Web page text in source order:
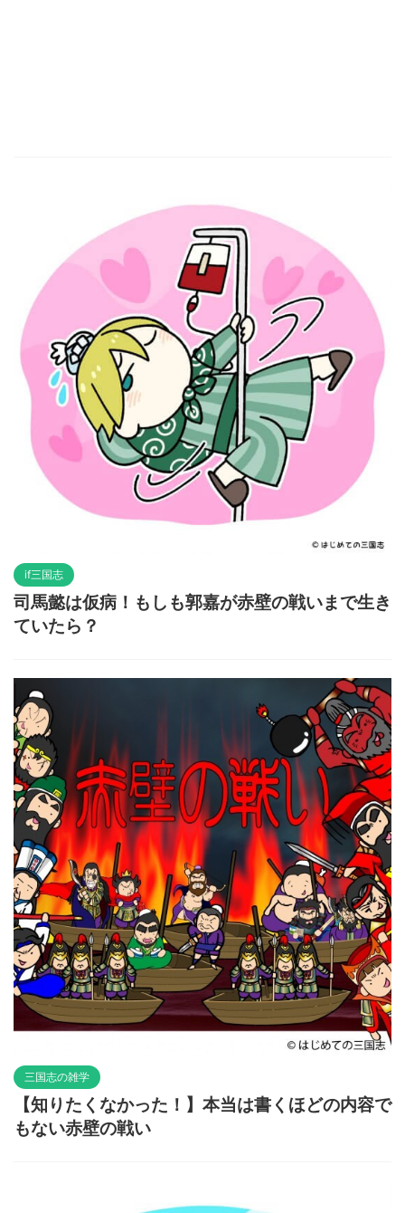
if三国志
司馬懿は仮病！もしも郭嘉が赤壁の戦いまで生き
ていたら？
三国志の雑学
【知りたくなかった！】本当は書くほどの内容で
もない赤壁の戦い